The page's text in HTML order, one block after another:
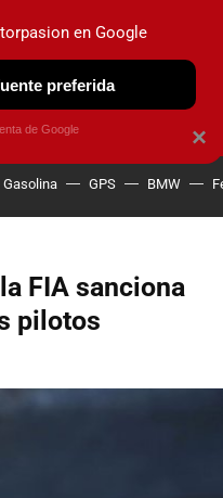
OBSERVATORIO
Gasolina GPS BMW
FIA sanciona
pilotos
×
en Google
preferida
de Google